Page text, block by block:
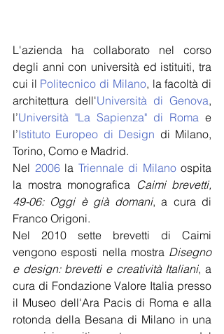
L'azienda ha collaborato nel corso
degli anni con università ed istituiti, tra
cui il Politecnico di Milano, la facoltà di
architettura dell'Università di Genova,
l’Università "La Sapienza" di Roma e
l’Istituto Europeo di Design di Milano,
Torino, Como e Madrid.
Nel 2006 la Triennale di Milano ospita
la mostra monografica Caimi brevetti,
49-06: Oggi è già domani, a cura di
Franco Origoni.
Nel 2010 sette brevetti di Caimi
vengono esposti nella mostra Disegno
e design: brevetti e creatività Italiani, a
cura di Fondazione Valore Italia presso
il Museo dell'Ara Pacis di Roma e alla
rotonda della Besana di Milano in una